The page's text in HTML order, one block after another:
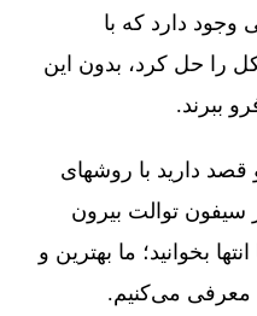
دارد که با
را حل کرد، بدون این
ببرند.
قصد دارید با روشهای
سیفون توالت بیرون
بخوانید؛ ما بهترین و
معرفی می‌کنیم.